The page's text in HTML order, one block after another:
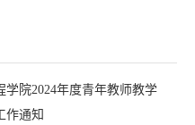
学院2024年度青年教师教学
通知